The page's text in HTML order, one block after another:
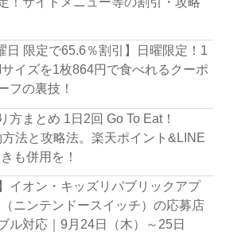
日 限定で65.6％割引】日曜限定！1
イズを1枚864円で食べれるクーポ
フの裏技！
方まとめ 1日2回 Go To Eat！
法と攻略法。楽天ポイント&LINE
も併用を！
イオン・キッズリパブリックアプ
ニンテンドースイッチ）の応募店
ル対応｜9月24日（木）～25日